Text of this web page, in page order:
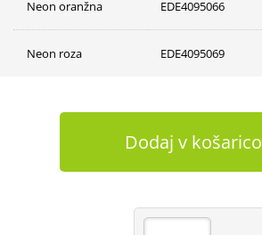
Neon oranžna EDE4095066
Neon roza EDE4095069
Dodaj v košarico